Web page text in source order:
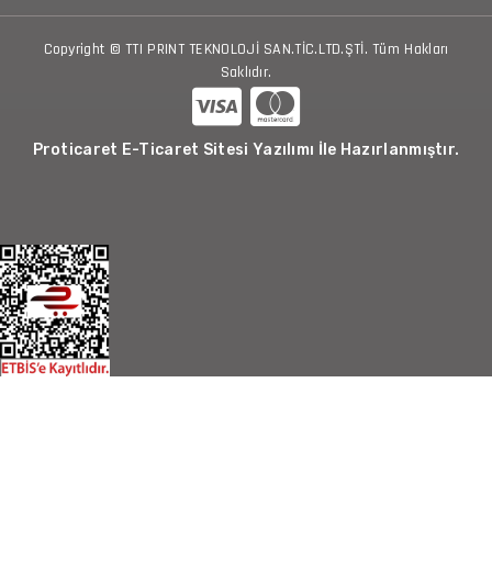
Copyright © TTI PRINT TEKNOLOJİ SAN.TİC.LTD.ŞTİ. Tüm Hakları
Saklıdır.
Proticaret E-Ticaret Sitesi Yazılımı İle Hazırlanmıştır.